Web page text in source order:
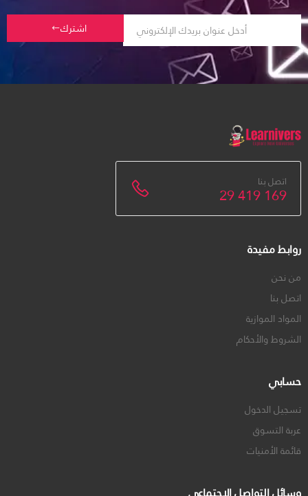
اشترك
اتصل بنا
29 419 169
روابط مفيدة
من نحن
اتصل بنا
المواد الموازية
الشروط والأحكام
حسابي
تسجيل الدخول
عربة التسوق
قائمة الأمنيات